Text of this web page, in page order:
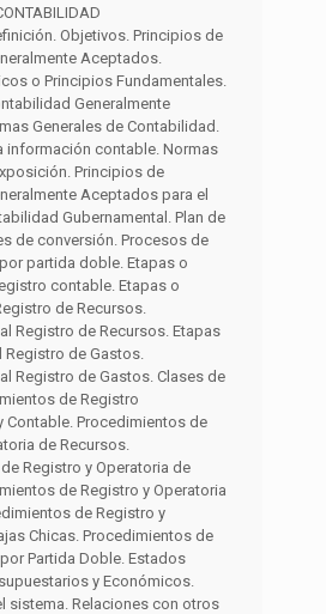
Objetivos. Principios de
Aceptados.
o Principios Fundamentales.
Generalmente
Generales de Contabilidad.
información contable. Normas
Principios de
Aceptados para el
Gubernamental. Plan de
de conversión. Procesos de
partida doble. Etapas o
contable. Etapas o
de Recursos.
Registro de Recursos. Etapas
de Gastos.
Registro de Gastos. Clases de
de Registro
Contable. Procedimientos de
de Recursos.
Registro y Operatoria de
de Registro y Operatoria
de Registro y
Chicas. Procedimientos de
Partida Doble. Estados
y Económicos.
sistema. Relaciones con otros